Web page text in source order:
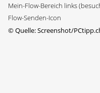
Mein-Flow-Bereich links
Flow-Senden-Icon
©Quelle: Screenshot/